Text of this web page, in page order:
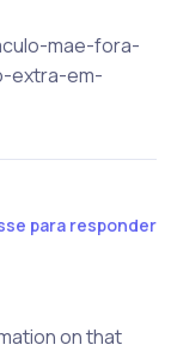
mae-fora-
extra-em-
para responder
on that